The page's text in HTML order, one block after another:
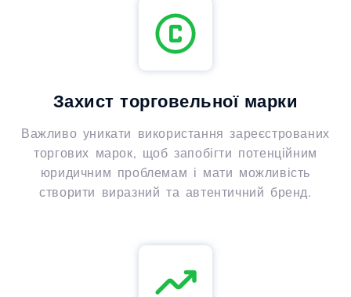
Захист торговельної марки
Важливо уникати використання зареєстрованих
торгових марок, щоб запобігти потенційним
юридичним проблемам і мати можливість
створити виразний та автентичний бренд.